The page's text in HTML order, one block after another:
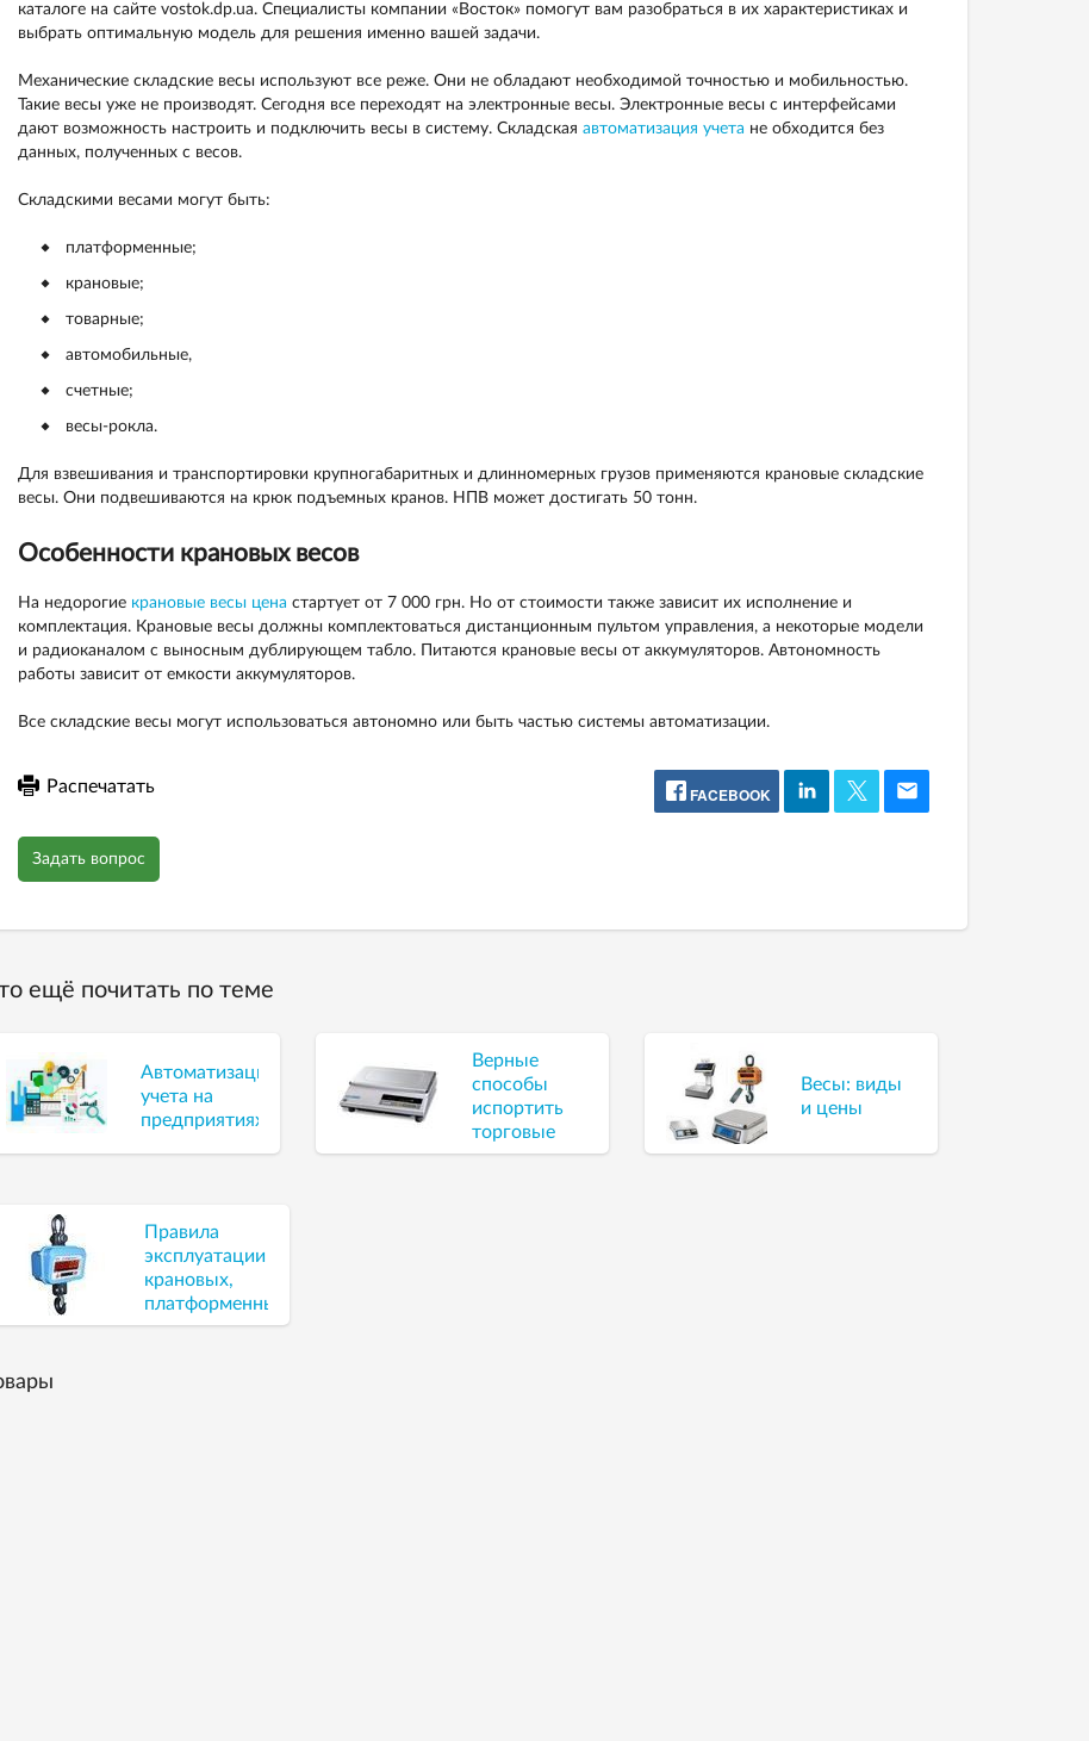
каталоге на сайте vostok.dp.ua. Специалисты компании «Восток» помогут вам разобраться в их характеристиках и
выбрать оптимальную модель для решения именно вашей задачи.
Механические складские весы используют все реже. Они не обладают необходимой точностью и мобильностью.
Такие весы уже не производят. Сегодня все переходят на электронные весы. Электронные весы с интерфейсами
дают возможность настроить и подключить весы в систему. Складская автоматизация учета не обходится без
данных, полученных с весов.
Складскими весами могут быть:
платформенные;
крановые;
товарные;
автомобильные,
счетные;
весы-рокла.
Для взвешивания и транспортировки крупногабаритных и длинномерных грузов применяются крановые складские
весы. Они подвешиваются на крюк подъемных кранов. НПВ может достигать 50 тонн.
Особенности крановых весов
На недорогие крановые весы цена стартует от 7 000 грн. Но от стоимости также зависит их исполнение и
комплектация. Крановые весы должны комплектоваться дистанционным пультом управления, а некоторые модели
и радиоканалом с выносным дублирующем табло. Питаются крановые весы от аккумуляторов. Автономность
работы зависит от емкости аккумуляторов.
Все складские весы могут использоваться автономно или быть частью системы автоматизации.
Распечатать FACEBOOK
Задать вопрос
ещё почитать по теме
Автоматизация
учета на
предприятиях
Верные
способы
испортить
торговые
электронные
Весы: виды
и цены
Правила
эксплуатации
крановых,
платформенных
и автовесов